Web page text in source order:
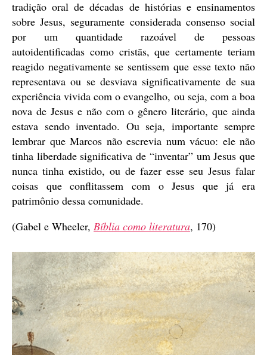
tradição oral de décadas de histórias e ensinamentos
sobre Jesus, seguramente considerada consenso social
por um quantidade razoável de pessoas
autoidentificadas como cristãs, que certamente teriam
reagido negativamente se sentissem que esse texto não
representava ou se desviava significativamente de sua
experiência vivida com o evangelho, ou seja, com a boa
nova de Jesus e não com o gênero literário, que ainda
estava sendo inventado. Ou seja, importante sempre
lembrar que Marcos não escrevia num vácuo: ele não
tinha liberdade significativa de “inventar” um Jesus que
nunca tinha existido, ou de fazer esse seu Jesus falar
coisas que conflitassem com o Jesus que já era
patrimônio dessa comunidade.
(Gabel e Wheeler, Bíblia como literatura, 170)